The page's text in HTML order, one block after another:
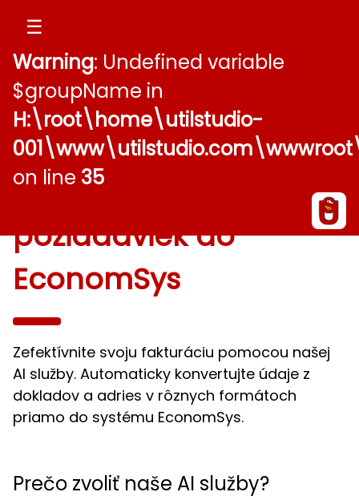
☰
Warning: Undefined variable
$groupName in
H:\root\home\utilstudio-
on line 35
Služby umelej
inteligencie
Automatická konverzia
požiadaviek do
EconomSys
Zefektívnite svoju fakturáciu pomocou našej
AI služby. Automaticky konvertujte údaje z
dokladov a adries v rôznych formátoch
priamo do systému EconomSys.
Prečo zvoliť naše AI služby?